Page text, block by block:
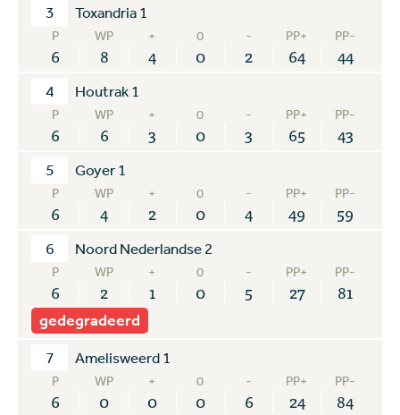
3 Toxandria 1
P WP + 0 - PP+ PP-
6 8 4 0 2 64 44
4 Houtrak 1
P WP + 0 - PP+ PP-
6 6 3 0 3 65 43
5 Goyer 1
P WP + 0 - PP+ PP-
6 4 2 0 4 49 59
6 Noord Nederlandse 2
P WP + 0 - PP+ PP-
6 2 1 0 5 27 81
gedegradeerd
7 Amelisweerd 1
P WP + 0 - PP+ PP-
6 0 0 0 6 24 84